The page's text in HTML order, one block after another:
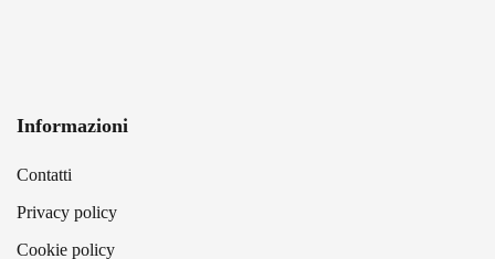
Informazioni
Contatti
Privacy policy
Cookie policy